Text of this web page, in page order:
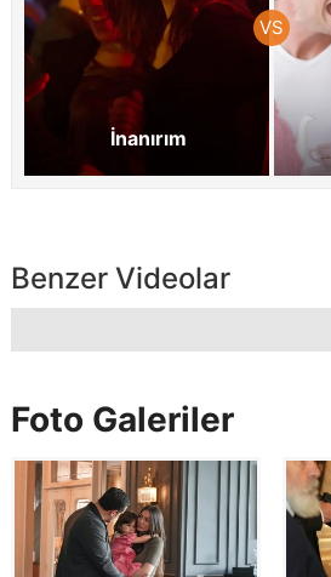
İnanırım
Benzer Videolar
Foto Galeriler